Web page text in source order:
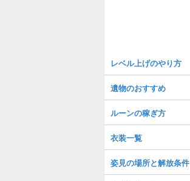
レベル上げのやり方
遺物のおすすめ
ルーンの稼ぎ方
衣装一覧
姿見の場所と解放条件